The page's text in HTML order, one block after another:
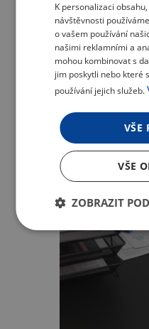
tlačítko opravdu
chcete využít
světel před
upevnit pomocí
pásky třeba na
se vám však
místech, snadno
kamkoli to bude
K personalizaci
návštěvnosti
o vašem používání
našimi reklamními a
mohou kombinovat s
jim poskytli nebo které
používání jejich služeb.
VŠE
VŠE
ZOBRAZIT